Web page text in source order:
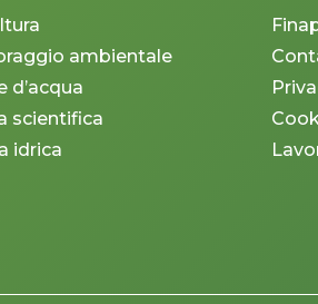
ambientale
d’acqua
scientifica
idrica